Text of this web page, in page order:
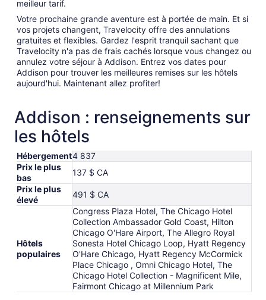
meilleur tarif.
Votre prochaine grande aventure est à portée de main. Et si
vos projets changent, Travelocity offre des annulations
gratuites et flexibles. Gardez l'esprit tranquil sachant que
Travelocity n'a pas de frais cachés lorsque vous changez ou
annulez votre séjour à Addison. Entrez vos dates pour
Addison pour trouver les meilleures remises sur les hôtels
aujourd'hui. Maintenant allez profiter!
Addison : renseignements sur
les hôtels
Hébergement4 837
Prix le plus
bas
137 $ CA
Prix le plus
élevé
491 $ CA
Hôtels
populaires
Congress Plaza Hotel, The Chicago Hotel
Collection Ambassador Gold Coast, Hilton
Chicago O'Hare Airport, The Allegro Royal
Sonesta Hotel Chicago Loop, Hyatt Regency
O'Hare Chicago, Hyatt Regency McCormick
Place Chicago , Omni Chicago Hotel, The
Chicago Hotel Collection - Magnificent Mile,
Fairmont Chicago at Millennium Park